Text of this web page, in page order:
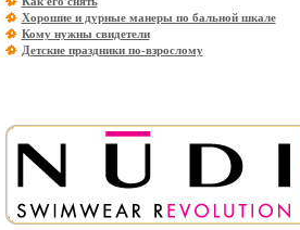
Хорошие и дурные манеры по бальной шкале
Кому нужны свидетели
Детские праздники по-взрослому